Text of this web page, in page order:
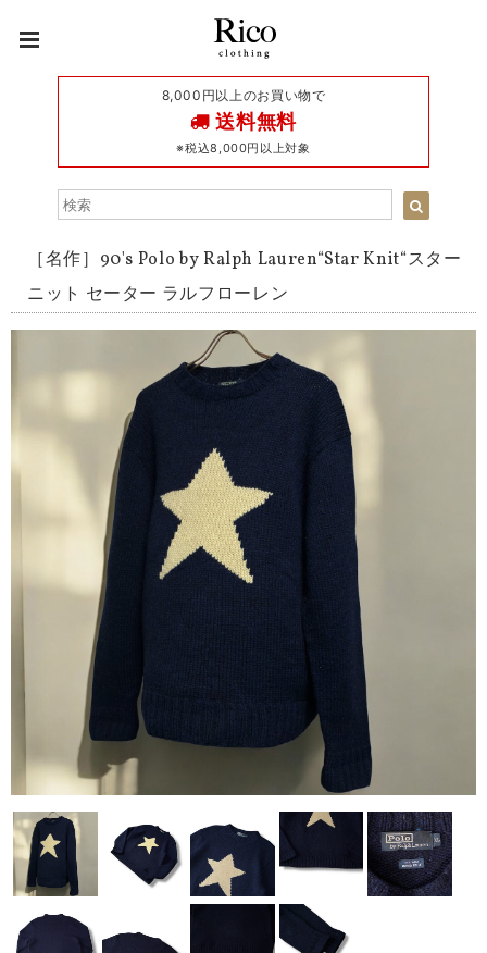
8,000円以上のお買い物で
送料無料
※税込8,000円以上対象
［名作］90's Polo by Ralph Lauren“Star Knit“スター
ニット セーター ラルフローレン